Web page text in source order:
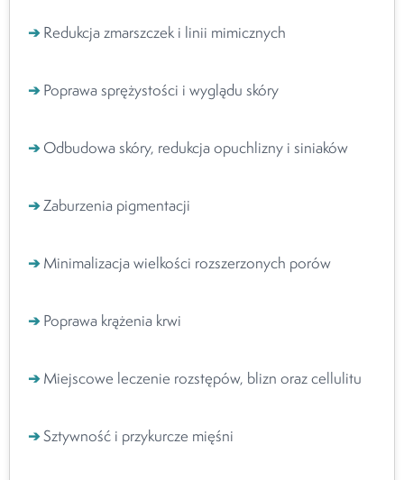
➔Redukcja zmarszczek i linii mimicznych
➔Poprawa sprężystości i wyglądu skóry
➔Odbudowa skóry, redukcja opuchlizny i siniaków
➔Zaburzenia pigmentacji
➔Minimalizacja wielkości rozszerzonych porów
➔Poprawa krążenia krwi
➔Miejscowe leczenie rozstępów, blizn oraz cellulitu
➔Sztywność i przykurcze mięśni